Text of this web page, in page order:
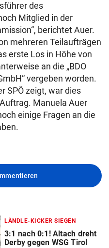
des
Mitglied in der
berichtet Auer.
mehreren Teilaufträgen
erste Los in Höhe von
an die „BDO
vergeben worden.
SPÖ zeigt, war dies
Manuela Auer
einige Fragen an die
LÄNDLE-KICKER SIEGEN
3:1 nach 0:1! Altach dreht
Derby gegen WSG Tirol